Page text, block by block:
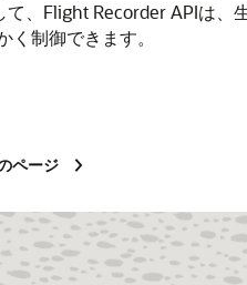
、Flight Recorder APIは、
制御できます。
ページ